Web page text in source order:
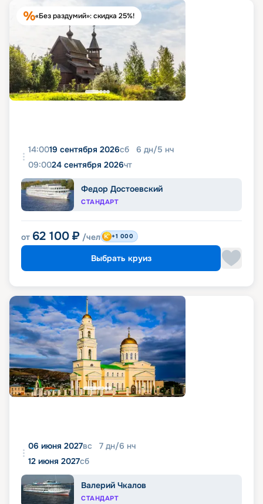
«Без раздумий»: скидка 25%!
14:0019 сентября 2026сб 6 дн/5 нч
09:0024 сентября 2026чт
Федор Достоевский
СТАНДАРТ
от 62 100 ₽ /чел +1 000
Выбрать круиз
06 июня 2027вс 7 дн/6 нч
12 июня 2027сб
Валерий Чкалов
СТАНДАРТ